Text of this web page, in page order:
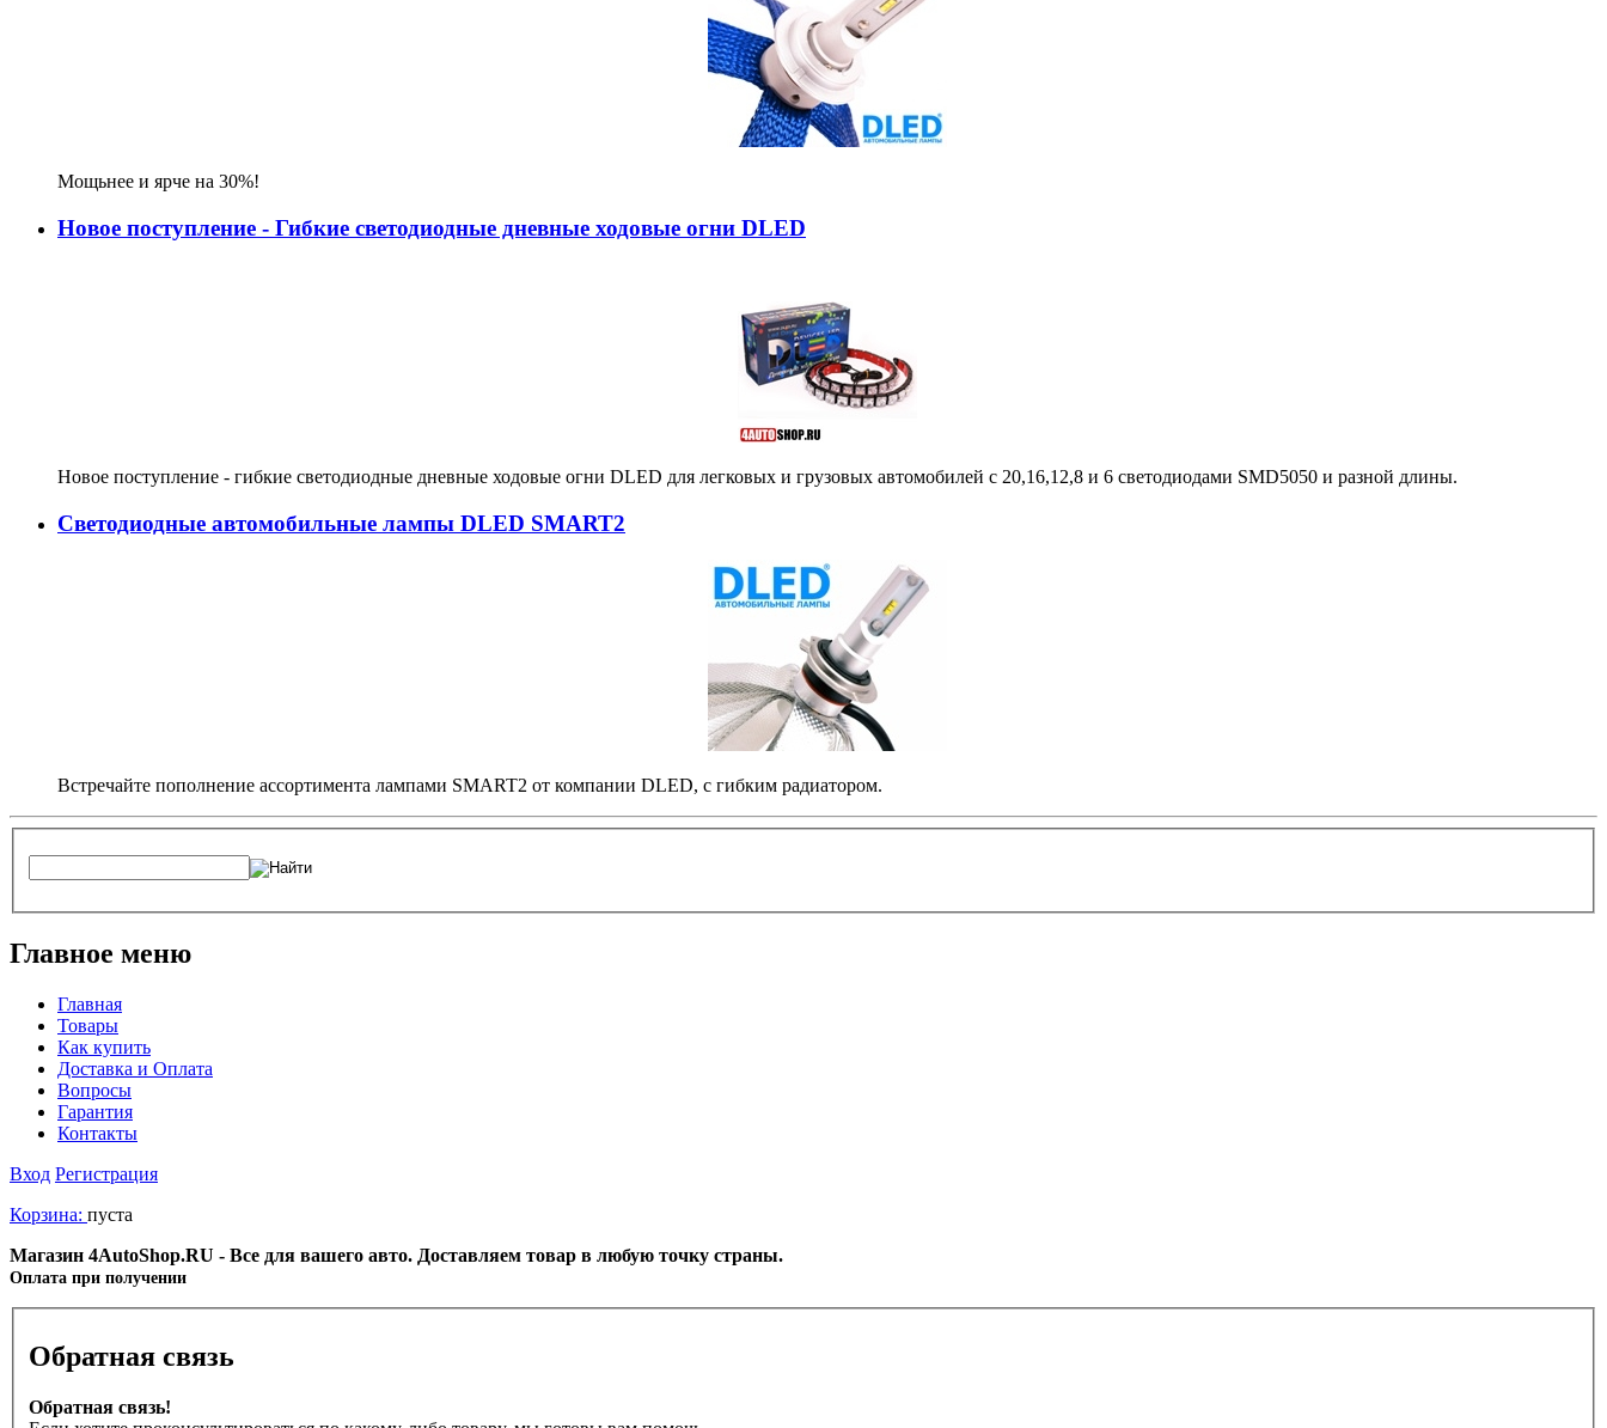
Мощьнее и ярче на 30%!
Новое поступление - Гибкие светодиодные дневные ходовые огни DLED
Новое поступление - гибкие светодиодные дневные ходовые огни DLED для легковых и грузовых автомобилей с 20,16,12,8 и 6 светодиодами SMD5050 и разной длины.
Светодиодные автомобильные лампы DLED SMART2
Встречайте пополнение ассортимента лампами SMART2 от компании DLED, с гибким радиатором.
Главное меню
Главная
Товары
Как купить
Доставка и Оплата
Вопросы
Гарантия
Контакты
Вход Регистрация
Корзина: пуста
Магазин 4AutoShop.RU - Все для вашего авто. Доставляем товар в любую точку страны.
Оплата при получении
Обратная связь
Обратная связь!